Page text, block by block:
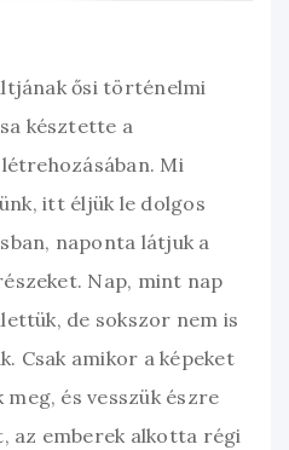
ősi történelmi
késztette a
Mi
itt éljük le dolgos
naponta látjuk a
Nap, mint nap
de sokszor nem is
Csak amikor a képeket
és vesszük észre
az emberek alkotta régi